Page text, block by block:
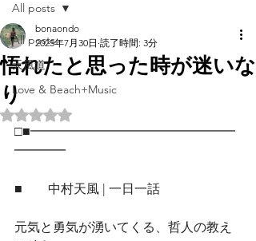
All posts
天風道
Love & Beach+Music
All posts
悟れたと思った時が迷いな
り
bonaondo
2025年7月30日 読了時間: 3分
5つ星のうちNaNと評価されています。
□■━━━━━━━━━━━━━━━━
━━━━
■　　中村天風 | 一日一話
元気と勇気が湧いてくる、哲人の教え